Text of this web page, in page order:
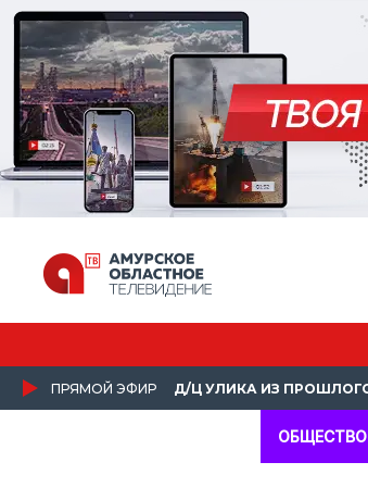
ПРЯМОЙ ЭФИР Д/Ц УЛИКА ИЗ
ОБЩЕСТВО